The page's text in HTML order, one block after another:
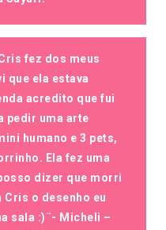
fez dos meus
que ela estava
acredito que fui
pedir uma arte
humano e 3 pets,
Ela fez uma
dizer que morri
Cris o desenho eu
sala :)¨- Micheli –